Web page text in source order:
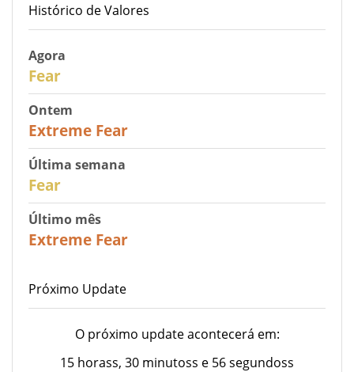
Histórico de Valores
Agora
Fear
Ontem
Extreme Fear
Última semana
Fear
Último mês
Extreme Fear
Próximo Update
O próximo update acontecerá em:
15 horass, 30 minutoss e 56 segundoss